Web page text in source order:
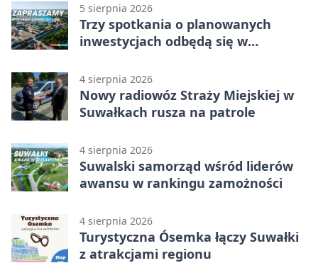
5 sierpnia 2026
Trzy spotkania o planowanych
inwestycjach odbędą się w
4 sierpnia 2026
Nowy radiowóz Straży Miejskiej w
Suwałkach rusza na patrole
4 sierpnia 2026
Suwalski samorząd wśród liderów
awansu w rankingu zamożności
4 sierpnia 2026
Turystyczna Ósemka łączy Suwałki
z atrakcjami regionu